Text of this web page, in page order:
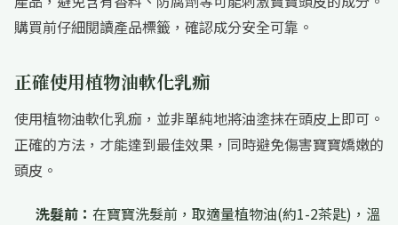
購買前仔細閱讀產品標籤，確認成分安全可靠。
正確使用植物油軟化乳痂
使用植物油軟化乳痂，並非單純地將油塗抹在頭皮上即可。
正確的方法，才能達到最佳效果，同時避免傷害寶寶嬌嫩的
頭皮。
洗髮前： 在寶寶洗髮前，取適量植物油(約1-2茶匙)，溫